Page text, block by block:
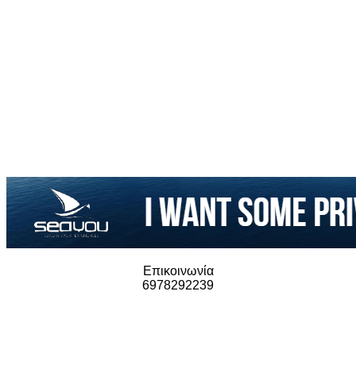
Επικοινωνία
6978292239